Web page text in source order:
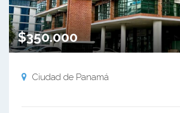
$350.000
Ciudad de Panamá